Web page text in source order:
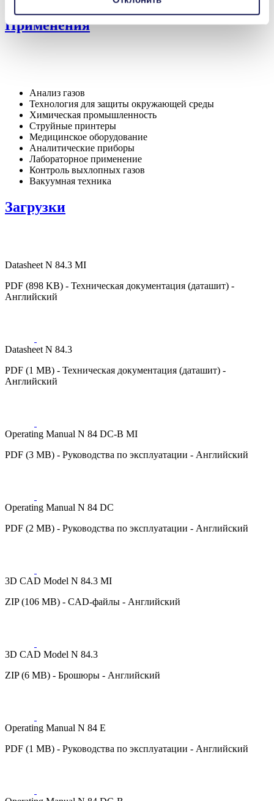
Применения
Анализ газов
Технология для защиты окружающей среды
Химическая промышленность
Струйные принтеры
Медицинское оборудование
Аналитические приборы
Лабораторное применение
Контроль выхлопных газов
Вакуумная техника
Загрузки
Datasheet N 84.3 MI
PDF (898 KB) - Техническая документация (даташит) -
Английский
Datasheet N 84.3
PDF (1 MB) - Техническая документация (даташит) -
Английский
Operating Manual N 84 DC-B MI
PDF (3 MB) - Руководства по эксплуатации - Английский
Operating Manual N 84 DC
PDF (2 MB) - Руководства по эксплуатации - Английский
3D CAD Model N 84.3 MI
ZIP (106 MB) - CAD-файлы - Английский
3D CAD Model N 84.3
ZIP (6 MB) - Брошюры - Английский
Operating Manual N 84 E
PDF (1 MB) - Руководства по эксплуатации - Английский